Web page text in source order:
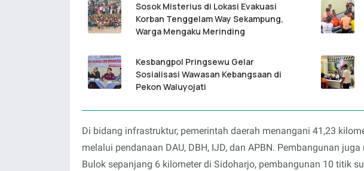
Sosok Misterius di Lokasi Evakuasi
Korban Tenggelam Way Sekampung,
Warga Mengaku Merinding
Kesbangpol Pringsewu Gelar
Sosialisasi Wawasan Kebangsaan di
Pekon Waluyojati
Di bidang infrastruktur, pemerintah daerah menangani 41,23
melalui pendanaan DAU, DBH, IJD, dan APBN. Pembangunan
Bulok sepanjang 6 kilometer di Sidoharjo, pembangunan 10 titik